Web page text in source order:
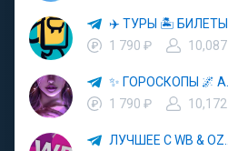
1 790 ₽
10,087
1 790 ₽
10,172